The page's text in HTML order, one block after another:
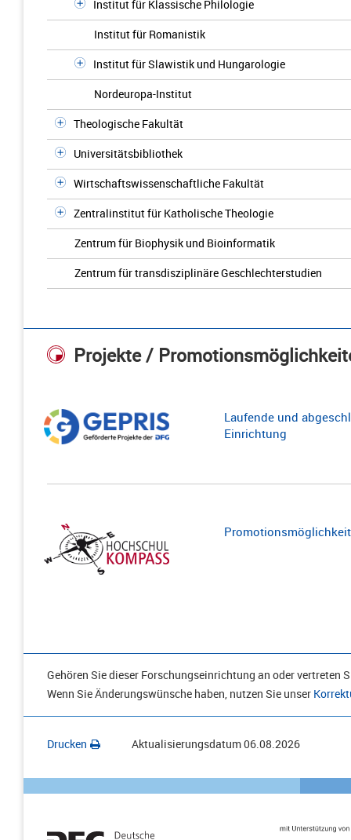
Institut für Klassische Philologie
Institut für Romanistik
Institut für Slawistik und Hungarologie
Nordeuropa-Institut
Theologische Fakultät
Universitätsbibliothek
Wirtschaftswissenschaftliche Fakultät
Zentralinstitut für Katholische Theologie
Zentrum für Biophysik und Bioinformatik
Zentrum für transdisziplinäre Geschlechterstudien
Projekte /
Laufende und
Einrichtung
Gehören Sie dieser Forschungseinrichtung an oder vertreten
Wenn Sie Änderungswünsche haben, nutzen Sie unser
Drucken Aktualisierungsdatum06.08.2026